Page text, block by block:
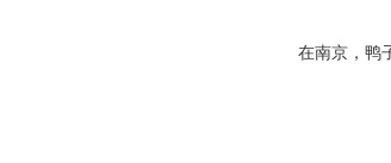
在南京，鸭子